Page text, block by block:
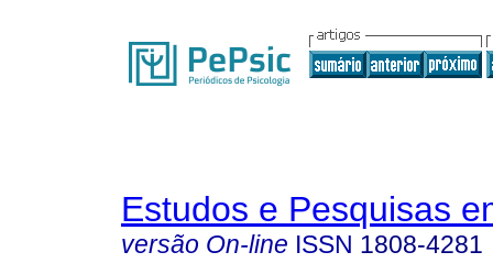
Estudos e Pesquisas
versão On-line ISSN 1808-4281